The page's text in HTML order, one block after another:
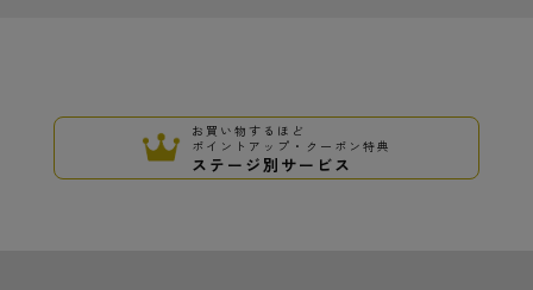
お買い物するほど
ポイントアップ・クーポン特典
ステージ別サービス